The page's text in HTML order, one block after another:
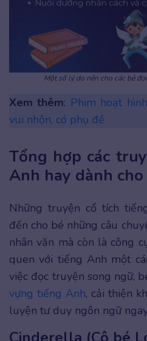
Một số lý do nên cho các bé
Xem thêm: Phim hoạt
vui nhộn, có phụ đề
Tổng hợp các
Anh hay dành cho
Những truyện cổ tích
đến cho bé những câu
nhân văn mà còn là công
quen với tiếng Anh một
việc đọc truyện song ngữ,
vựng tiếng Anh, cải thiện
luyện tư duy ngôn ngữ